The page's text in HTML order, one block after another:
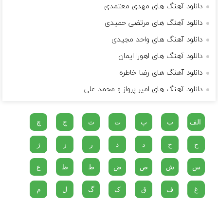
دانلود آهنگ های مهدی معتمدی
دانلود آهنگ های مرتضی حمیدی
دانلود آهنگ های واحد مجیدی
دانلود آهنگ های اهورا ایمان
دانلود آهنگ های رضا خاطره
دانلود آهنگ های امیر پرواز و محمد علی
الف ب پ ت ث ج چ
ح خ د ذ ر ز ژ
س ش ص ض ط ظ ع
غ ف ق ک گ ل م